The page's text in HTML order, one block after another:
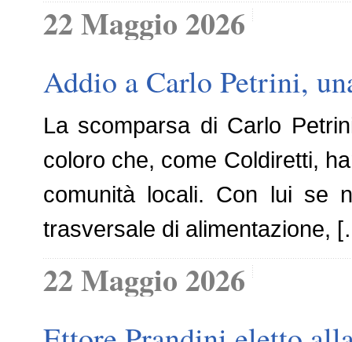
22 Maggio 2026
Addio a Carlo Petrini,
La scomparsa di Carlo
coloro che, come Coldiretti,
comunità locali. Con lui se
trasversale di alimentazione,
22 Maggio 2026